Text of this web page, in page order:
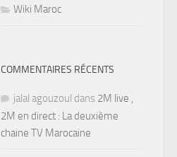
Wiki Maroc
COMMENTAIRES RÉCENTS
jalal agouzoul dans 2M live ,
2M en direct : La deuxième
chaine TV Marocaine